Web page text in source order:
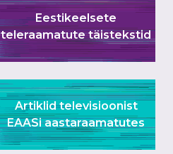
Eestikeelsete
teleraamatute täistekstid
Artiklid televisioonist
EAASi aastaraamatutes